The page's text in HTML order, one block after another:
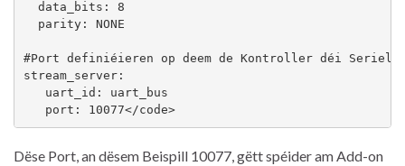
  data_bits: 8
  parity: NONE
#Port definiéieren op deem de Kontroller déi
stream_server:
   uart_id: uart_bus
   port: 10077</code>
Dëse Port, an dësem Beispill 10077, gëtt spéider am Add-on